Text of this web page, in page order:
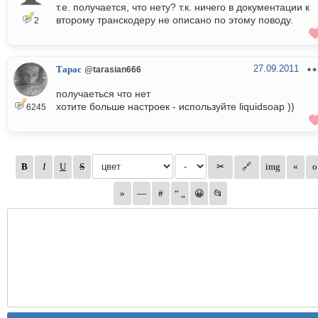
2
т.е. получается, что нету? т.к. ничего в документации к
второму транскодеру не описано по этому поводу.
6245
Тарас @tarasian666 27.09.2011
получаеться что нет
хотите больше настроек - используйте liquidsoap ))